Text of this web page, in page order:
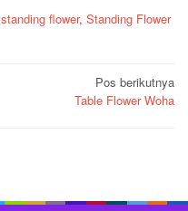
standing flower, Standing Flower
Pos berikutnya
Table Flower Woha